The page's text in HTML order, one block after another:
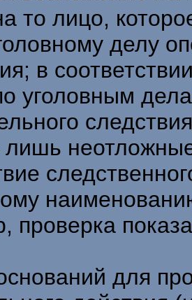
то лицо,
делу
в
уголовным
лишь
проверка
для